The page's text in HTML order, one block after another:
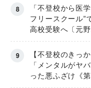
「不登校から医
フリースクール”
高校受験へ〔元
【不登校のきっ
「メンタルがヤ
った悪ふざけ《第